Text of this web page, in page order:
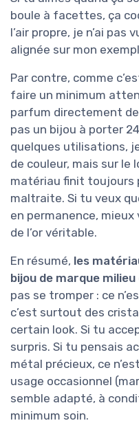
boule à facettes, ça
l’air propre, je n’ai pas
alignée sur mon
Par contre, comme
faire un minimum
parfum directement
pas un bijou à porter
quelques utilisations,
de couleur, mais sur le
matériau finit toujours
maltraite. Si tu veux
en permanence,
de l’or véritable.
En résumé, les
bijou de marque
pas se tromper : ce
c’est surtout des
certain look. Si tu
surpris. Si tu pensais
métal précieux, ce
usage occasionnel
semble adapté, à
minimum soin.